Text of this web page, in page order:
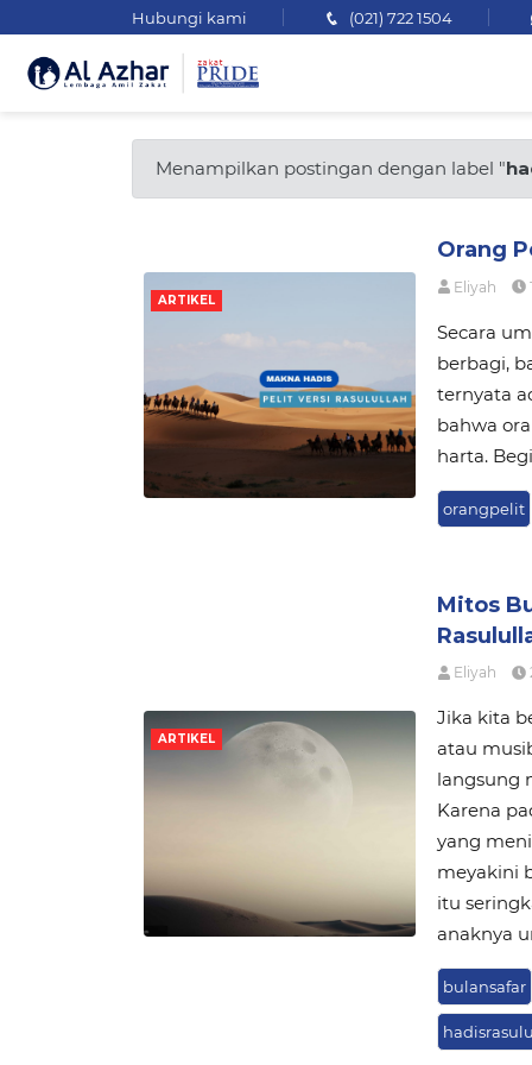
Hubungi kami (021) 722 1504
Menampilkan postingan dengan label "
ARTIKEL
Orang
Eliyah
Secara
berbagi,
ternyata
bahwa
harta.
orangpelit
ARTIKEL
Mitos
Eliyah
Jika kita
atau
langsung
Karena
yang
meyakini
itu
anaknya
bulansafar